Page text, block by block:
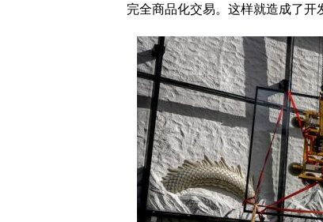
完全商品化交易。这样就造成了开